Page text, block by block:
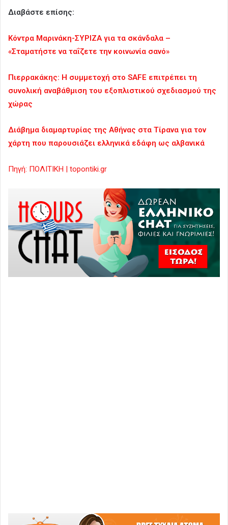
Διαβάστε επίσης:
Κόντρα Μαρινάκη-ΣΥΡΙΖΑ για τα σκάνδαλα –
«Σταματήστε να ταΐζετε την κοινωνία σανό»
Πιερρακάκης: Η συμμετοχή στο SAFE επιτρέπει τη
συνολική αναβάθμιση του εξοπλιστικού σχεδιασμού της
χώρας
Διάβημα διαμαρτυρίας της Αθήνας στα Τίρανα για τον
χάρτη που παρουσιάζει ελληνικά εδάφη ως αλβανικά
Πηγή: ΠΟΛΙΤΙΚΗ | topontiki.gr